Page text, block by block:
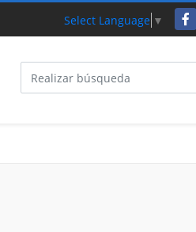
Select Language ▼